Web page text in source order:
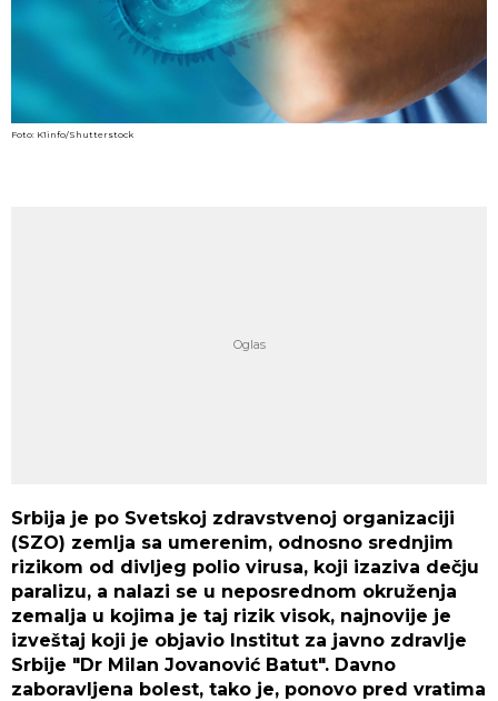
Foto: K1info/Shutterstock
Srbija je po Svetskoj zdravstvenoj organizaciji
(SZO) zemlja sa umerenim, odnosno srednjim
rizikom od divljeg polio virusa, koji izaziva dečju
paralizu, a nalazi se u neposrednom okruženja
zemalja u kojima je taj rizik visok, najnovije je
izveštaj koji je objavio Institut za javno zdravlje
Srbije "Dr Milan Jovanović Batut". Davno
zaboravljena bolest, tako je, ponovo pred vratima